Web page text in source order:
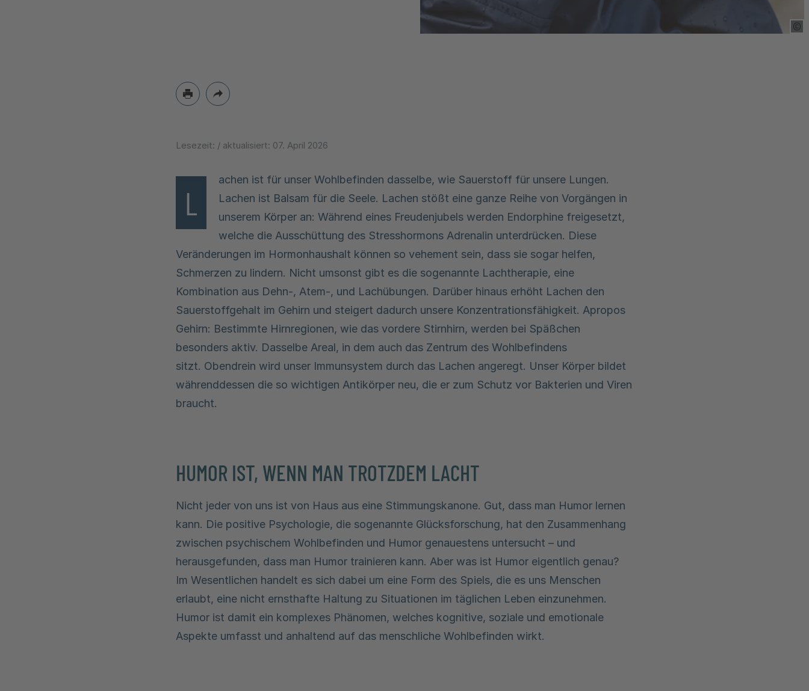
Lesezeit: / aktualisiert: 07. April 2026
L
achen ist für unser Wohlbefinden dasselbe, wie Sauerstoff für unsere Lungen.
Lachen ist Balsam für die Seele. Lachen stößt eine ganze Reihe von Vorgängen in
unserem Körper an: Während eines Freudenjubels werden Endorphine freigesetzt,
welche die Ausschüttung des Stresshormons Adrenalin unterdrücken. Diese
Veränderungen im Hormonhaushalt können so vehement sein, dass sie sogar helfen,
Schmerzen zu lindern. Nicht umsonst gibt es die sogenannte Lachtherapie, eine
Kombination aus Dehn-, Atem-, und Lachübungen. Darüber hinaus erhöht Lachen den
Sauerstoffgehalt im Gehirn und steigert dadurch unsere Konzentrationsfähigkeit. Apropos
Gehirn: Bestimmte Hirnregionen, wie das vordere Stirnhirn, werden bei Späßchen
besonders aktiv. Dasselbe Areal, in dem auch das Zentrum des Wohlbefindens
sitzt. Obendrein wird unser Immunsystem durch das Lachen angeregt. Unser Körper bildet
währenddessen die so wichtigen Antikörper neu, die er zum Schutz vor Bakterien und Viren
braucht.
HUMOR IST, WENN MAN TROTZDEM LACHT
Nicht jeder von uns ist von Haus aus eine Stimmungskanone. Gut, dass man Humor lernen
kann. Die positive Psychologie, die sogenannte Glücksforschung, hat den Zusammenhang
zwischen psychischem Wohlbefinden und Humor genauestens untersucht – und
herausgefunden, dass man Humor trainieren kann. Aber was ist Humor eigentlich genau?
Im Wesentlichen handelt es sich dabei um eine Form des Spiels, die es uns Menschen
erlaubt, eine nicht ernsthafte Haltung zu Situationen im täglichen Leben einzunehmen.
Humor ist damit ein komplexes Phänomen, welches kognitive, soziale und emotionale
Aspekte umfasst und anhaltend auf das menschliche Wohlbefinden wirkt.